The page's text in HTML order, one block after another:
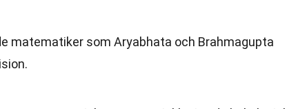
matematiker som Aryabhata och Brahmagupta